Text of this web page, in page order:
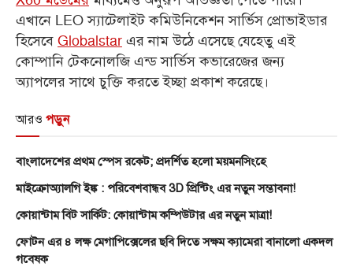
এখানে LEO স্যাটেলাইট কমিউনিকেশন সার্ভিস প্রোভাইডার
হিসেবে Globalstar এর নাম উঠে এসেছে যেহেতু এই
কোম্পানি টেকনোলজি এন্ড সার্ভিস কভারেজের জন্য
অ্যাপলের সাথে চুক্তি করতে ইচ্ছা প্রকাশ করেছে।
আরও পড়ুন
বাংলাদেশের প্রথম স্পেস রকেট; প্রদর্শিত হলো ময়মনসিংহে
মাইক্রোঅ্যালগি ইঙ্ক : পরিবেশবান্ধব 3D প্রিন্টিং এর নতুন সম্ভাবনা!
কোয়ান্টাম বিট সার্কিট: কোয়ান্টাম কম্পিউটার এর নতুন মাত্রা!
ফোটন এর ৪ লক্ষ মেগাপিক্সেলের ছবি দিতে সক্ষম ক্যামেরা বানালো একদল
গবেষক